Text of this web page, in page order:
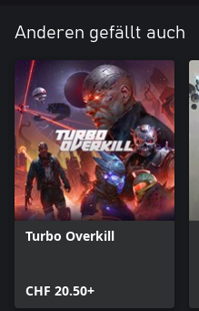
Anderen gefällt auch
Turbo Overkill
CHF 20.50+